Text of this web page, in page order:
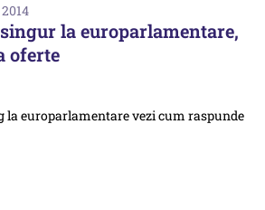
la europarlamentare,
oferte